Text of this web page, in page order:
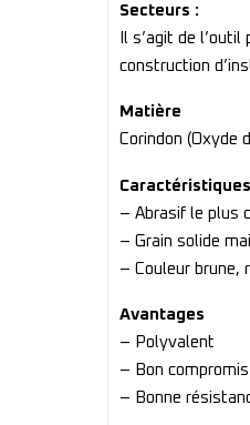
Secteurs :
Il s’agit de
construction
Matière
Corindon (Oxyde
Caractéristiques
– Abrasif le plus
– Grain solide
– Couleur brune,
Avantages
– Polyvalent
– Bon
– Bonne